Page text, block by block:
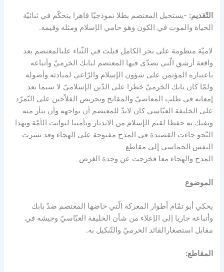
التّقديم: -يستحيل المعتصم بطلا نموذجيّا قاهرا يتحكّم في ثنائيّة
الحياة والموت في الكون وهو حامي الإسلام ومثله وقيمه.
لاميّة منظومة على بحر الكامل قيلت في الثّناء علىالمعتصم بعد
واقعة أرشق الّتي تصدّى فيها المعتصم لبابك الخرميّ وأتباعه
باعتباره المؤتمن على شؤون الإسلام والرّاعي لمبادئه وأصوله
ولمّا كان بابك الخرميّ خطرا على الدّين الإسلاميّ لا سيما بعد
إمعانه في طلب المعاصيّ والمقابح وتحريض الفلاّحين على التّمرّد
على الخليفة العبّاسي كان لابدّ للمعتصم أن يواجهه وأن يثأر منه
ويفتك به حفظا لقيم الإسلام من الاندثار وتأمينا لثوابت الأمّة وبهذا
النّحو جاءت القصيدة في المدح مفتوحة على الهجاء وقد نشرت
النفس الحماسي إلى مقاطع
المدح والهجاء معا فخرجت عن وحدة الغرض
الموضوع
يحكي أبو تمّام أطوار المعركة الّتي خاضها المعتصم ضدّ بابك
وأتباعه جاريا إلى الإعلاء من شأن الخليفة العبّاسيّ وجيشه في
مقابل استصغارالقائد الخرميّ والتّنكيل به.
المقاطع: